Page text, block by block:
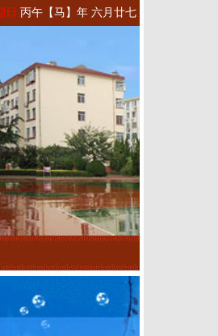
日 丙午【马】年 六月廿七